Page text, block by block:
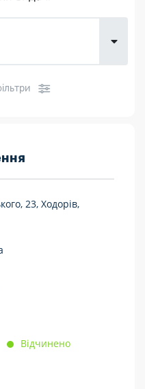
«Пріоритетний»
«Базовий»
23, Ходорів,
Відчинено